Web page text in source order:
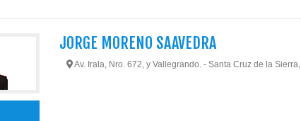
JORGE MORENO SAAVEDRA
Av. Irala, Nro. 672, y Vallegrando. - Santa Cruz de la Sierra,